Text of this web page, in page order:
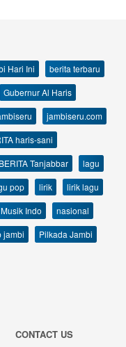
Hari Ini
berita terbaru
Gubernur Al Haris
jambiseru.com
haris-sani
Tanjabbar
lagu
pop lirik
lirik lagu
Musik Indo
nasional
jambi
Pilkada Jambi
CONTACT US